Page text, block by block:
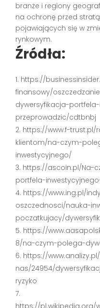
branże i regiony
na ochronę przed
pojawiających się w
rynkowym.
Źródła:
https://
finansowy/
dywersyfikacja-
przeprowadzic/cdtbnbj
https://www.f-
klientom/na-czym-
inwestycyjnego/
https://ascoin.pl/Na-
portfela-
https://www.ing.pl/
oszczednosci/nauka-
poczatkujacy/
https://
8/na-czym-polega-
https://
nas/24954/
ryzyko
https://pl.wikipedia.org/